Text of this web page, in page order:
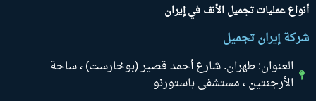
أنواع عمليات تجميل الأنف في إيران
شركة إيران تجميل
العنوان: طهران. شارع أحمد قصير (بوخارست) ، ساحة
الأرجنتين ، مستشفى باستورنو